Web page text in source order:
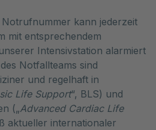
kann jederzeit
mit entsprechendem
Intensivstation alarmiert
Notfallteams sind
und regelhaft in
Life Support“, BLS) und
(„Advanced Cardiac Life
aktueller internationaler